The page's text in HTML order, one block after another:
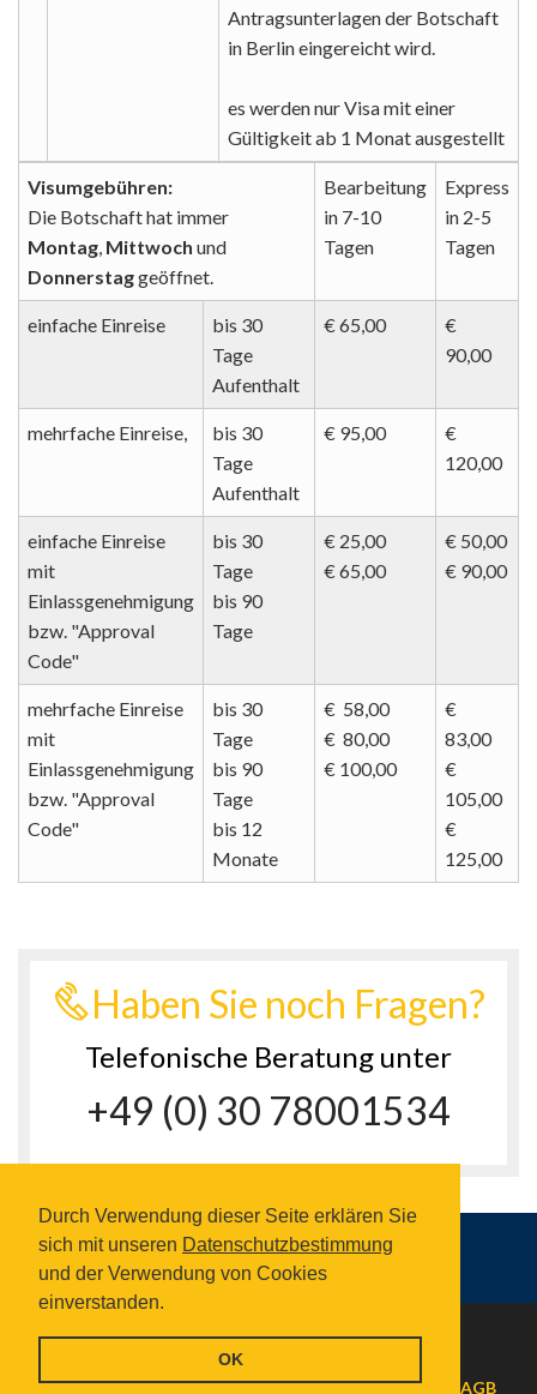
Durch Verwendung dieser Seite erklären Sie
sich mit unseren Datenschutzbestimmung
und der Verwendung von Cookies
einverstanden.
OK
Antragsunterlagen der Botschaft
in Berlin eingereicht wird.
es werden nur Visa mit einer
Gültigkeit ab 1 Monat ausgestellt
Visumgebühren:
Die Botschaft hat immer
Montag, Mittwoch und
Donnerstaggeöffnet.
Bearbeitung
in 7-10
Tagen
Express
in 2-5
Tagen
einfache Einreise
bis 30
Tage
Aufenthalt
€ 65,00
€
90,00
mehrfache Einreise,
bis 30
Tage
Aufenthalt
€ 95,00
€
120,00
einfache Einreise
mit
Einlassgenehmigung
bzw. "Approval
Code"
bis 30
Tage
bis 90
Tage
€ 25,00
€ 65,00
€ 50,00
€ 90,00
mehrfache Einreise
mit
Einlassgenehmigung
bzw. "Approval
Code"
bis 30
Tage
bis 90
Tage
bis 12
Monate
€ 58,00
€ 80,00
€ 100,00
€
83,00
€
105,00
€
125,00
Haben Sie noch Fragen?
Telefonische Beratung unter
+49 (0) 30 78001534
© 2026 visum-ausland.de
Kontakt Impressum Datenschutzbestimmungen AGB